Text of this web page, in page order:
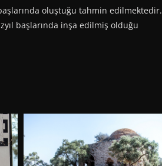
başlarında oluştuğu tahmin edilmektedir.
başlarında inşa edilmiş olduğu